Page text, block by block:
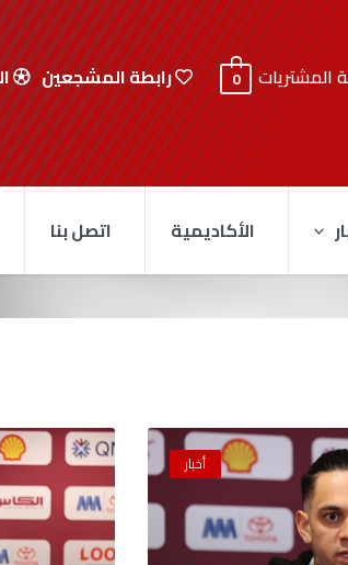
المشتريات 0 رابطة المشجعين
الأكاديمية اتصل بنا
أخبار